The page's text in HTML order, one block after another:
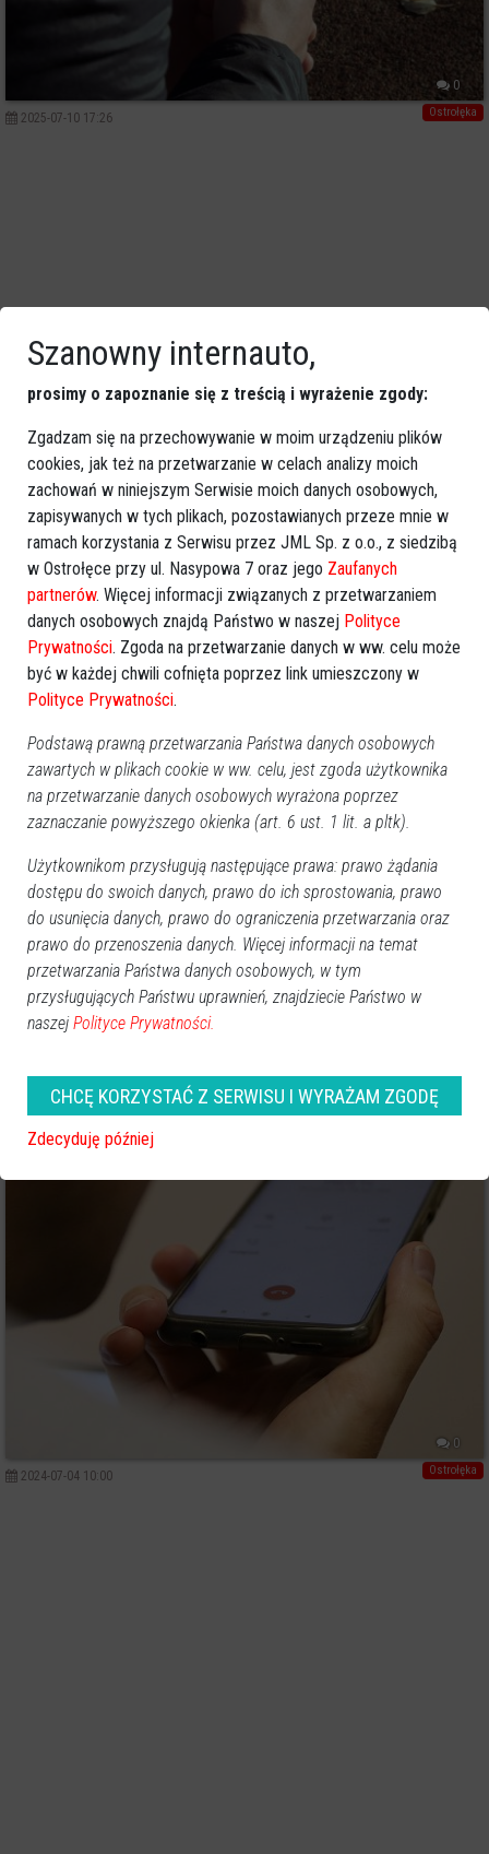
0
Ostrołęka
2025-07-10 17:26
Policja ostrzega przed oszustami -
przestępcy wypytują o dane do kont
Ostrołęka: Oszuści znów atakują! Próbowali
wyłudzić dane i oszczędności mieszkańców
0
Ostrołęka
2024-07-04 10:00
Szanowny internauto,
prosimy o zapoznanie się z treścią i wyrażenie zgody:
Zgadzam się na przechowywanie w moim urządzeniu plików
cookies, jak też na przetwarzanie w celach analizy moich
zachowań w niniejszym Serwisie moich danych osobowych,
zapisywanych w tych plikach, pozostawianych przeze mnie w
ramach korzystania z Serwisu przez JML Sp. z o.o., z siedzibą
w Ostrołęce przy ul. Nasypowa 7 oraz jego Zaufanych
partnerów. Więcej informacji związanych z przetwarzaniem
danych osobowych znajdą Państwo w naszej Polityce
Prywatności. Zgoda na przetwarzanie danych w ww. celu może
być w każdej chwili cofnięta poprzez link umieszczony w
Polityce Prywatności.
Podstawą prawną przetwarzania Państwa danych osobowych
zawartych w plikach cookie w ww. celu, jest zgoda użytkownika
na przetwarzanie danych osobowych wyrażona poprzez
zaznaczanie powyższego okienka (art. 6 ust. 1 lit. a pltk).
Użytkownikom przysługują następujące prawa: prawo żądania
dostępu do swoich danych, prawo do ich sprostowania, prawo
do usunięcia danych, prawo do ograniczenia przetwarzania oraz
prawo do przenoszenia danych. Więcej informacji na temat
przetwarzania Państwa danych osobowych, w tym
przysługujących Państwu uprawnień, znajdziecie Państwo w
naszej Polityce Prywatności.
CHCĘ KORZYSTAĆ Z SERWISU I WYRAŻAM ZGODĘ
Zdecyduję później